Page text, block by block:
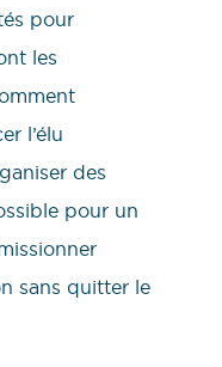
pour
les
l’élu
des
pour un
sans quitter le